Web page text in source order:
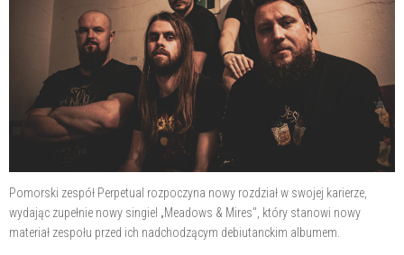
Pomorski zespół Perpetual rozpoczyna nowy rozdział w swojej karierze,
wydając zupełnie nowy singiel „Meadows & Mires", który stanowi nowy
materiał zespołu przed ich nadchodzącym debiutanckim albumem.